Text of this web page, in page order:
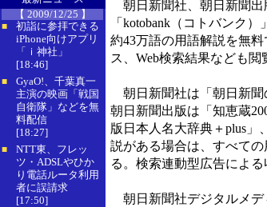
【 2009/12/25 】
■
初詣に参拝できる
iPhone向けアプリ
「ｉ神社」
[18:46]
■
GyaO!、千葉真一
主演の映画「戦国
自衛隊」などを無
料配信
[18:27]
■
NTT東、フレッ
ツ・ADSLやひか
り電話ルータ利用
者に誤請求
[17:50]
朝日新聞社、朝日新聞出
「kotobank（コトバンク
約43万語の用語解説を無
ス、Web検索結果なども閲
朝日新聞社は「朝日新聞
朝日新聞出版は「知恵蔵
版日本人名大辞典＋plus」
説がある場合は、すべて
る。検索連動型広告による
朝日新聞社デジタルメデ